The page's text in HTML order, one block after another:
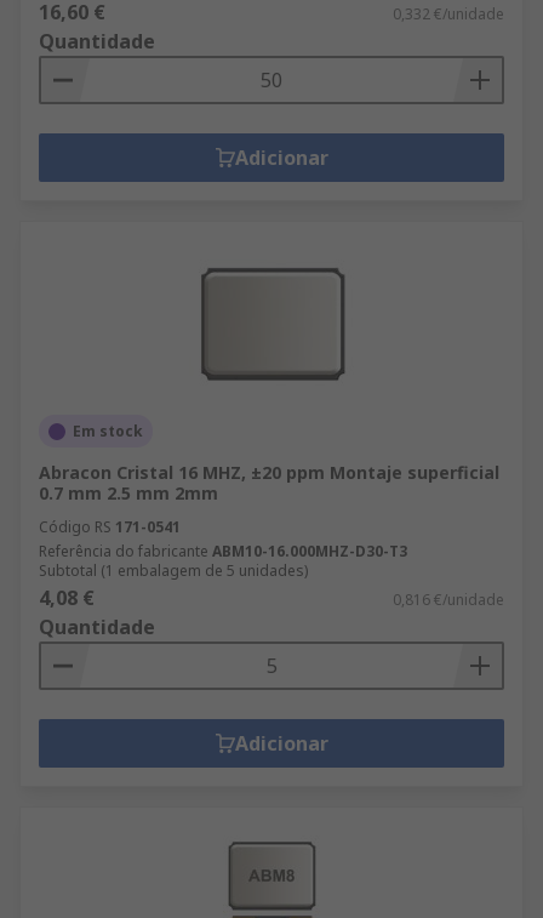
16,60 € 0,332 €/unidade
Quantidade
Adicionar
Em stock
Abracon Cristal 16 MHZ, ±20 ppm Montaje superficial
0.7 mm 2.5 mm 2mm
Código RS 171-0541
Referência do fabricante ABM10-16.000MHZ-D30-T3
Subtotal (1 embalagem de 5 unidades)
4,08 € 0,816 €/unidade
Quantidade
Adicionar